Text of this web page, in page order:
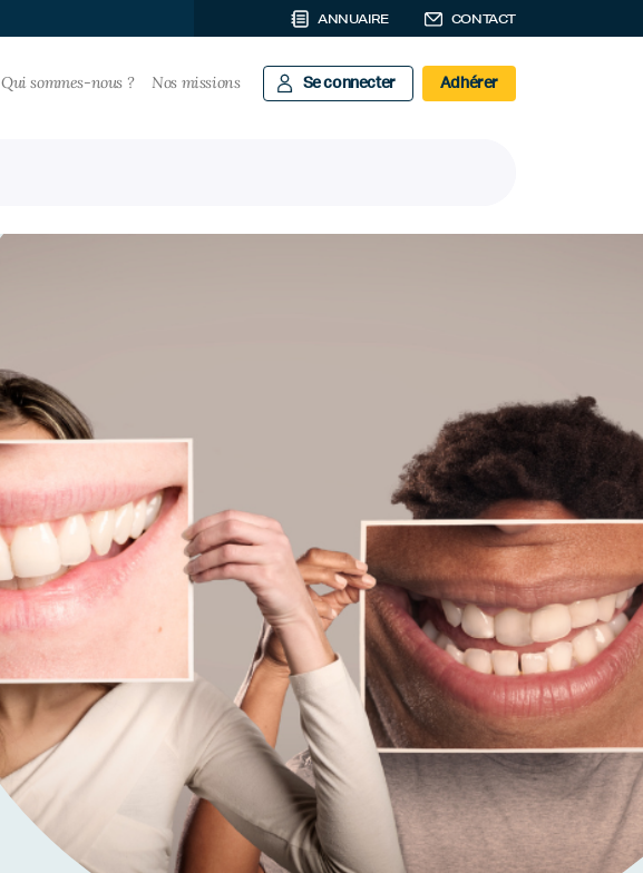
ANNUAIRE CONTACT
Qui sommes-nous ? Nos missions Se connecter Adhérer